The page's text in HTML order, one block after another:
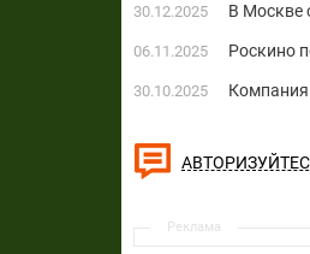
30.12.2025 В Москве
06.11.2025 Роскино
30.10.2025 Компания
Реклама